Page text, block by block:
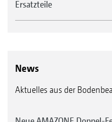
Ersatzteile
News
Aktuelles aus der